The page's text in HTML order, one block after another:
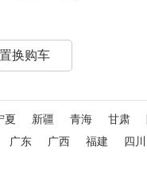
置换购车
夏 新疆 青海 甘肃
广东 广西 福建 四川